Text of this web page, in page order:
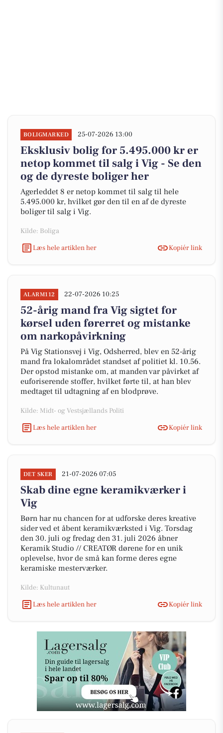
BOLIGMARKED 25-07-2026 13:00
Eksklusiv bolig for 5.495.000 kr er
netop kommet til salg i Vig - Se den
og de dyreste boliger her
Agerleddet 8 er netop kommet til salg til hele
5.495.000 kr, hvilket gør den til en af de dyreste
boliger til salg i Vig.
Kilde: Boliga
Læs hele artiklen her
Kopiér link
ALARM112 22-07-2026 10:25
52-årig mand fra Vig sigtet for
kørsel uden førerret og mistanke
om narkopåvirkning
På Vig Stationsvej i Vig, Odsherred, blev en 52-årig
mand fra lokalområdet standset af politiet kl. 10.56.
Der opstod mistanke om, at manden var påvirket af
euforiserende stoffer, hvilket førte til, at han blev
medtaget til udtagning af en blodprøve.
Kilde: Midt- og Vestsjællands Politi
Læs hele artiklen her
Kopiér link
DET SKER 21-07-2026 07:05
Skab dine egne keramikværker i
Vig
Børn har nu chancen for at udforske deres kreative
sider ved et åbent keramikværksted i Vig. Torsdag
den 30. juli og fredag den 31. juli 2026 åbner
Keramik Studio // CREATØR dørene for en unik
oplevelse, hvor de små kan forme deres egne
keramiske mesterværker.
Kilde: Kultunaut
Læs hele artiklen her
Kopiér link